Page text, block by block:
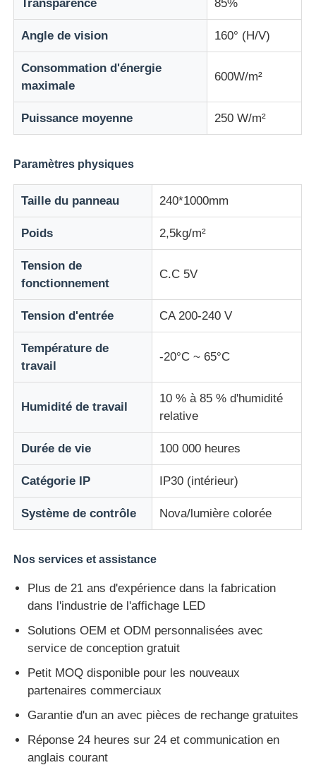
Transparence 85%
Angle de vision 160° (H/V)
Consommation d'énergie
maximale
600W/m²
Puissance moyenne 250 W/m²
Paramètres physiques
Taille du panneau 240*1000mm
Poids 2,5kg/m²
Tension de
fonctionnement
C.C 5V
Tension d'entrée CA 200-240 V
Température de
travail
-20°C ~ 65°C
Humidité de travail
10 % à 85 % d'humidité
relative
Durée de vie 100 000 heures
Catégorie IP IP30 (intérieur)
Système de contrôle Nova/lumière colorée
Nos services et assistance
Plus de 21 ans d'expérience dans la fabrication
dans l'industrie de l'affichage LED
Solutions OEM et ODM personnalisées avec
service de conception gratuit
Petit MOQ disponible pour les nouveaux
partenaires commerciaux
Garantie d'un an avec pièces de rechange gratuites
Réponse 24 heures sur 24 et communication en
anglais courant